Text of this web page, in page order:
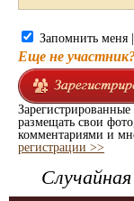
Запомнить меня |
Еще не
размещать свои
комментариями и
регистрации >>